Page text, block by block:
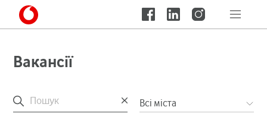
Вакансії
Всі міста